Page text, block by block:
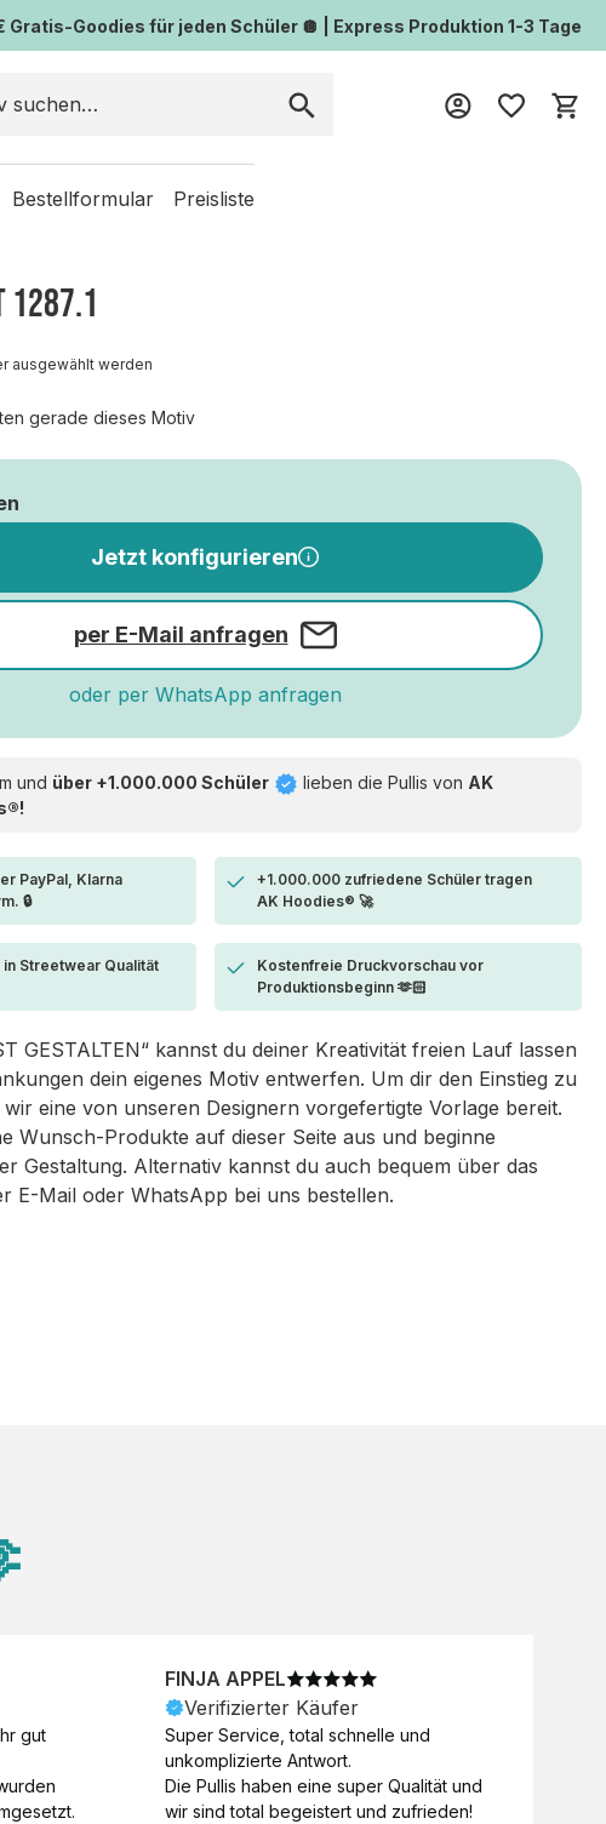
Gratis-Goodies für jeden Schüler 🪩 | Express Produktion 1-3 Tage
Bestellformular Preisliste
1287.1
ausgewählt werden
gerade dieses Motiv
Jetzt konfigurieren
per E-Mail anfragen
oder per WhatsApp anfragen
und über +1.000.000 Schüler lieben die Pullis von AK
PayPal, Klarna
🔒
+1.000.000 zufriedene Schüler tragen
AK Hoodies® 🚀
Streetwear Qualität
Kostenfreie Druckvorschau vor
Produktionsbeginn 🫶🏻
GESTALTEN“ kannst du deiner Kreativität freien Lauf lassen
dein eigenes Motiv entwerfen. Um dir den Einstieg zu
eine von unseren Designern vorgefertigte Vorlage bereit.
Wunsch-Produkte auf dieser Seite aus und beginne
Gestaltung. Alternativ kannst du auch bequem über das
E-Mail oder WhatsApp bei uns bestellen.
gut
FINJA APPEL
Verifizierter Käufer
Super Service, total schnelle und
unkomplizierte Antwort.
Die Pullis haben eine super Qualität und
wir sind total begeistert und zufrieden!